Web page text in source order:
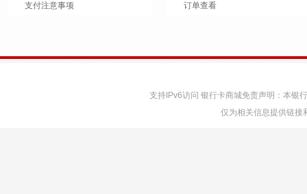
支付注意事项 订单查看
支持IPv6访问 银行卡商城免责声明：本银
仅为相关信息提供链接